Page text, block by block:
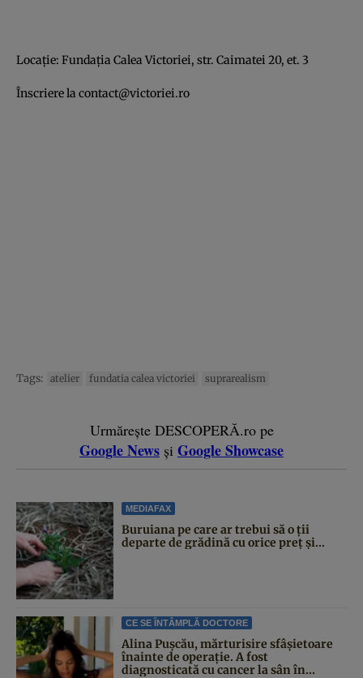
Locaţie: Fundaţia Calea Victoriei, str. Caimatei 20, et. 3
Înscriere la contact@victoriei.ro
Tags: atelier fundatia calea victoriei suprarealism
Urmărește DESCOPERĂ.ro pe
Google News și Google Showcase
MEDIAFAX
Buruiana pe care ar trebui să o ții
departe de grădină cu orice preț și...
CE SE ÎNTÂMPLĂ DOCTORE
Alina Pușcău, mărturisire sfâșietoare
înainte de operație. A fost
diagnosticată cu cancer la sân în...